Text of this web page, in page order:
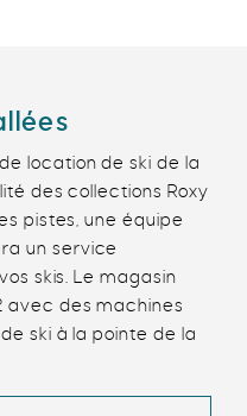
location de ski de la
des collections Roxy
pistes, une équipe
un service
skis. Le magasin
avec des machines
ski à la pointe de la